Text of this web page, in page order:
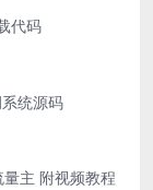
代码
统源码
主 附视频教程